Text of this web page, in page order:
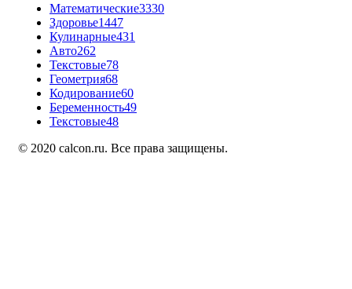
Математические3330
Здоровье1447
Кулинарные431
Авто262
Текстовые78
Геометрия68
Кодирование60
Беременность49
Текстовые48
© 2020 calcon.ru. Все права защищены.